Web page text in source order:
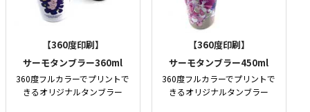
【360度印刷】
サーモタンブラー360ml
360度フルカラーでプリントで
きるオリジナルタンブラー
【360度印刷】
サーモタンブラー450ml
360度フルカラーでプリントで
きるオリジナルタンブラー